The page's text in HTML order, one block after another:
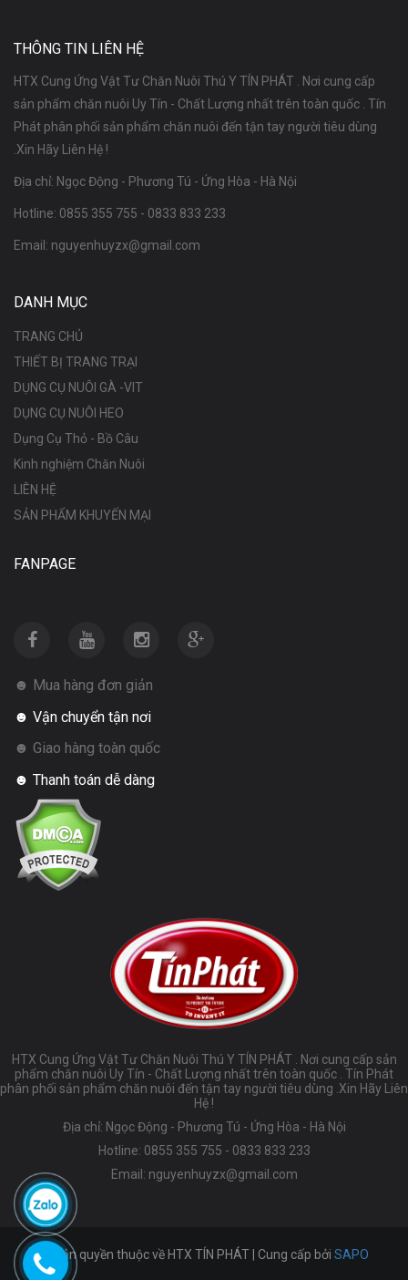
THÔNG TIN LIÊN HỆ
HTX Cung Ứng Vật Tư Chăn Nuôi Thú Y TÍN PHÁT . Nơi cung cấp
sản phẩm chăn nuôi Uy Tín - Chất Lượng nhất trên toàn quốc . Tín
Phát phân phối sản phẩm chăn nuôi đến tận tay người tiêu dùng
.Xin Hãy Liên Hệ !
Địa chỉ: Ngọc Động - Phương Tú - Ứng Hòa - Hà Nội
Hotline: 0855 355 755 - 0833 833 233
Email: nguyenhuyzx@gmail.com
DANH MỤC
TRANG CHỦ
THIẾT BỊ TRANG TRẠI
DỤNG CỤ NUÔI GÀ -VIT
DỤNG CỤ NUÔI HEO
Dụng Cụ Thỏ - Bồ Câu
Kinh nghiệm Chăn Nuôi
LIÊN HỆ
SẢN PHẨM KHUYẾN MẠI
FANPAGE
☻ Mua hàng đơn giản
☻ Vận chuyển tận nơi
☻ Giao hàng toàn quốc
☻ Thanh toán dễ dàng
HTX Cung Ứng Vật Tư Chăn Nuôi Thú Y TÍN PHÁT . Nơi cung cấp sản
phẩm chăn nuôi Uy Tín - Chất Lượng nhất trên toàn quốc . Tín Phát
phân phối sản phẩm chăn nuôi đến tận tay người tiêu dùng .Xin Hãy Liên
Hệ !
Địa chỉ: Ngọc Động - Phương Tú - Ứng Hòa - Hà Nội
Hotline: 0855 355 755 - 0833 833 233
Email: nguyenhuyzx@gmail.com
© Bản quyền thuộc về HTX TÍN PHÁT | Cung cấp bởi SAPO